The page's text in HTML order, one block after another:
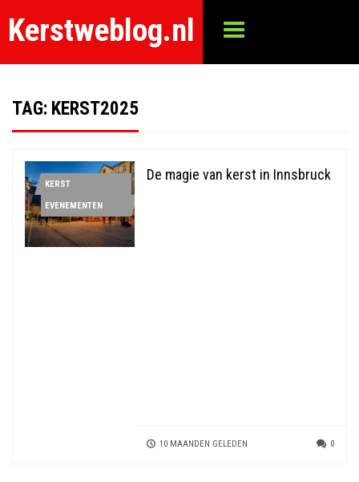
Kerstweblog.nl
TAG: KERST2025
KERST
EVENEMENTEN
De magie van kerst in Innsbruck
10 MAANDEN GELEDEN 0